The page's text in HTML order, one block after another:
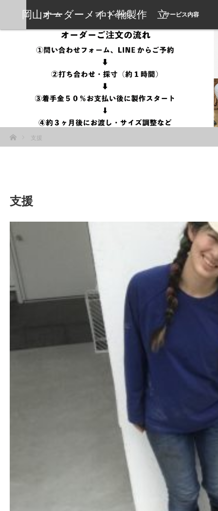
岡山オーダーメイド靴製作 立
岡靴工房
ホーム プロフィール サービス内容
支援
支援